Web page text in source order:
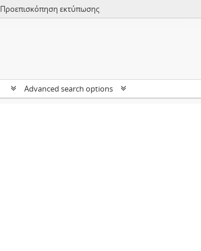
Προεπισκόπηση εκτύπωσης
Advanced search options